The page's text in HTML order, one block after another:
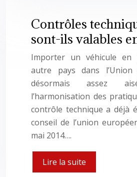
Contrôles
sont-ils valables
Importer un véhicule en
autre pays dans
désormais assez
l’harmonisation des
contrôle technique a déjà
conseil de l’union
mai 2014….
Lire la suite